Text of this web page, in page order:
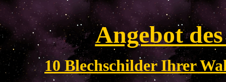
Angebot
10 Blechschilder Ihrer